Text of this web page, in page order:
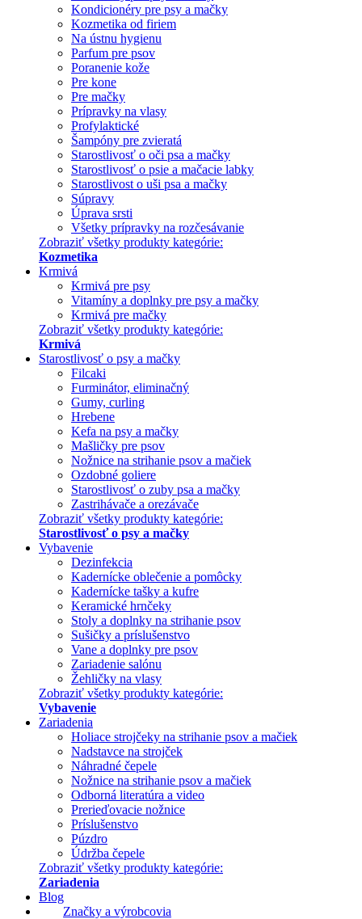
Kondicionéry pre psy a mačky
Kozmetika od firiem
Na ústnu hygienu
Parfum pre psov
Poranenie kože
Pre kone
Pre mačky
Prípravky na vlasy
Profylaktické
Šampóny pre zvieratá
Starostlivosť o oči psa a mačky
Starostlivosť o psie a mačacie labky
Starostlivost o uši psa a mačky
Súpravy
Úprava srsti
Všetky prípravky na rozčesávanie
Zobraziť všetky produkty kategórie:
Kozmetika
Krmivá
Krmivá pre psy
Vitamíny a doplnky pre psy a mačky
Krmivá pre mačky
Zobraziť všetky produkty kategórie:
Krmivá
Starostlivosť o psy a mačky
Filcaki
Furminátor, eliminačný
Gumy, curling
Hrebene
Kefa na psy a mačky
Mašličky pre psov
Nožnice na strihanie psov a mačiek
Ozdobné goliere
Starostlivosť o zuby psa a mačky
Zastrihávače a orezávače
Zobraziť všetky produkty kategórie:
Starostlivosť o psy a mačky
Vybavenie
Dezinfekcia
Kadernícke oblečenie a pomôcky
Kadernícke tašky a kufre
Keramické hrnčeky
Stoly a doplnky na strihanie psov
Sušičky a príslušenstvo
Vane a doplnky pre psov
Zariadenie salónu
Žehličky na vlasy
Zobraziť všetky produkty kategórie:
Vybavenie
Zariadenia
Holiace strojčeky na strihanie psov a mačiek
Nadstavce na strojček
Náhradné čepele
Nožnice na strihanie psov a mačiek
Odborná literatúra a video
Prerieďovacie nožnice
Príslušenstvo
Púzdro
Údržba čepele
Zobraziť všetky produkty kategórie:
Zariadenia
Blog
Značky a výrobcovia